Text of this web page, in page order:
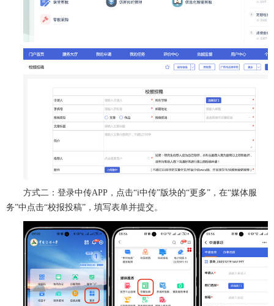
方式二：登录中传APP，点击“i中传”版块的“更多”，在“媒体服
务”中点击“校报投稿”，填写表单并提交。